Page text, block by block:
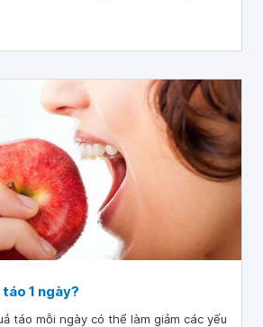
dùng ăn như một loại hoa quả hàng
1 ngày?
táo mỗi ngày có thể làm giảm các yếu